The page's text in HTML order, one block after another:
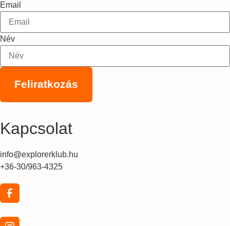
Email
Név
Feliratkozás
Kapcsolat
info@explorerklub.hu
+36-30/963-4325